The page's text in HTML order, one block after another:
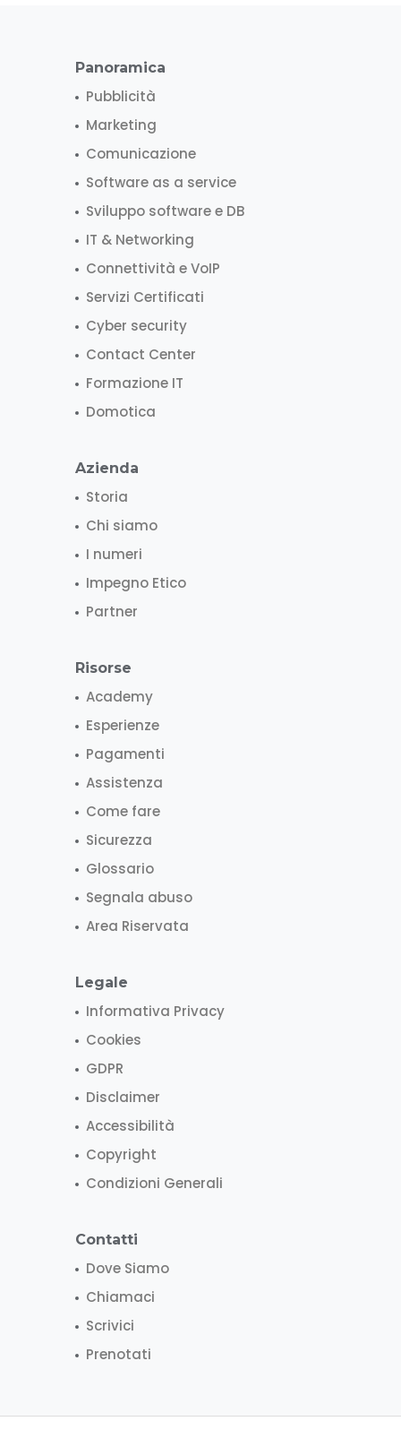
Panoramica
Pubblicità
Marketing
Comunicazione
Software as a service
Sviluppo software e DB
IT & Networking
Connettività e VoIP
Servizi Certificati
Cyber security
Contact Center
Formazione IT
Domotica
Azienda
Storia
Chi siamo
I numeri
Impegno Etico
Partner
Risorse
Academy
Esperienze
Pagamenti
Assistenza
Come fare
Sicurezza
Glossario
Segnala abuso
Area Riservata
Legale
Informativa Privacy
Cookies
GDPR
Disclaimer
Accessibilità
Copyright
Condizioni Generali
Contatti
Dove Siamo
Chiamaci
Scrivici
Prenotati